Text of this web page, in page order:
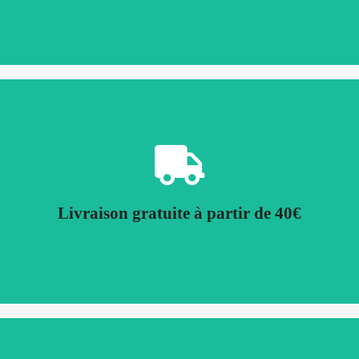
Livraison gratuite à partir de 40€
Direct ou Point relais
livraison gratuite directement chez vous ou en point relais à partir de 40€